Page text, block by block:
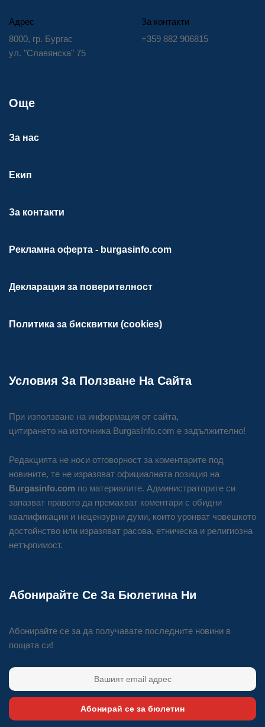
Адрес
8000, гр. Бургас
ул. "Славянска" 75
За контакти
+359 882 906815
Още
За нас
Екип
За контакти
Рекламна оферта - burgasinfo.com
Декларация за поверителност
Политика за бисквитки (cookies)
Условия За Ползване На Сайта
При използване на информация от сайта,
цитирането на източника BurgasInfo.com е задължително!
Редакцията не носи отговорност за коментарите под
новините, те не изразяват официалната позиция на
Burgasinfo.com по материалите. Администраторите си
запазват правото да премахват коментари с обидни
квалификации и нецензурни думи, които уронват човешкото
достойнство или изразяват расова, етническа и религиозна
нетърпимост.
Абонирайте Се За Бюлетина Ни
Абонирайте се за да получавате последните новини в
пощата си!
Абонирай се за бюлетин